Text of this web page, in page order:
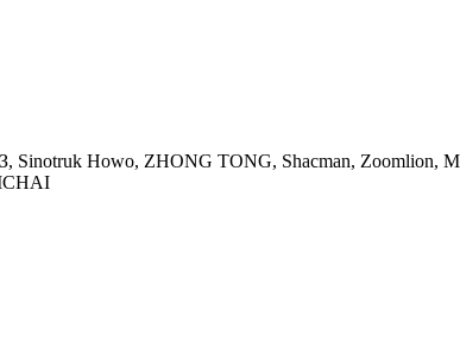
Howo, ZHONG TONG, Shacman, Zoomlion,